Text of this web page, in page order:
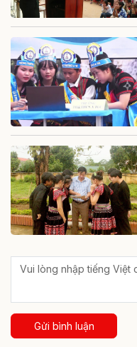
Gửi bình luận